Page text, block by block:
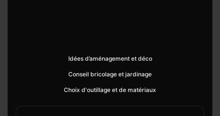
Idées d’aménagement et déco
Conseil bricolage et jardinage
Choix d'outillage et de matériaux